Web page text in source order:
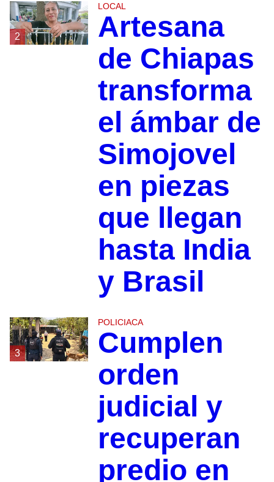
2
LOCAL
Artesana
de Chiapas
transforma
el ámbar de
Simojovel
en piezas
que llegan
hasta India
y Brasil
3
POLICIACA
Cumplen
orden
judicial y
recuperan
predio en